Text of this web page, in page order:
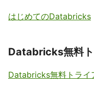
はじめてのDatabricks
Databricks無料
Databricks無料トライ